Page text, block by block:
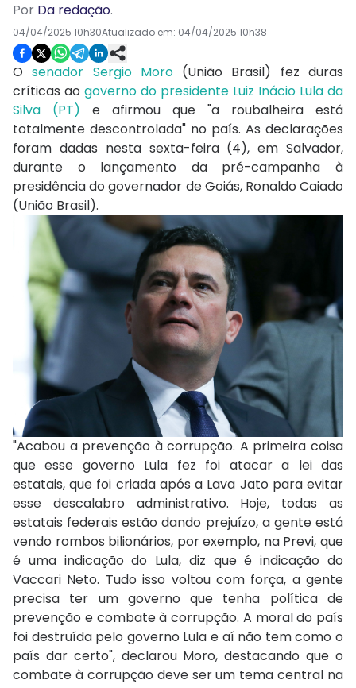
Por Da redação.
04/04/2025 10h30Atualizado em: 04/04/2025 10h38
Osenador Sergio Moro(União Brasil) fez duras
críticas ao governo do presidente Luiz Inácio Lula da
Silva (PT) e afirmou que "a roubalheira está
totalmente descontrolada" no país. As declarações
foram dadas nesta sexta-feira (4), em Salvador,
durante o lançamento da pré-campanha à
presidência do governador de Goiás, Ronaldo Caiado
(União Brasil).
"Acabou a prevenção à corrupção. A primeira coisa
que esse governo Lula fez foi atacar a lei das
estatais, que foi criada após a Lava Jato para evitar
esse descalabro administrativo. Hoje, todas as
estatais federais estão dando prejuízo, a gente está
vendo rombos bilionários, por exemplo, na Previ, que
é uma indicação do Lula, diz que é indicação do
Vaccari Neto. Tudo isso voltou com força, a gente
precisa ter um governo que tenha política de
prevenção e combate à corrupção. A moral do país
foi destruída pelo governo Lula e aí não tem como o
país dar certo", declarou Moro, destacando que o
combate à corrupção deve ser um tema central na